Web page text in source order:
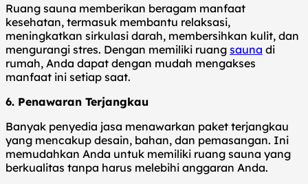
Ruang sauna memberikan beragam manfaat
kesehatan, termasuk membantu relaksasi,
meningkatkan sirkulasi darah, membersihkan kulit, dan
mengurangi stres. Dengan memiliki ruang sauna di
rumah, Anda dapat dengan mudah mengakses
manfaat ini setiap saat.
6. Penawaran Terjangkau
Banyak penyedia jasa menawarkan paket terjangkau
yang mencakup desain, bahan, dan pemasangan. Ini
memudahkan Anda untuk memiliki ruang sauna yang
berkualitas tanpa harus melebihi anggaran Anda.